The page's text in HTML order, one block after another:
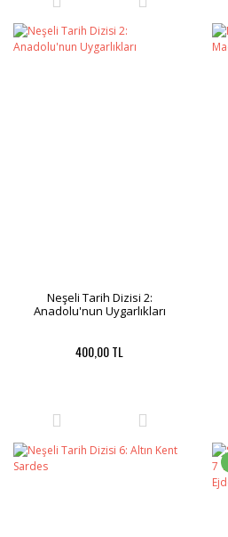
Neşeli Tarih Dizisi 2:
Anadolu'nun Uygarlıkları
400,00 TL